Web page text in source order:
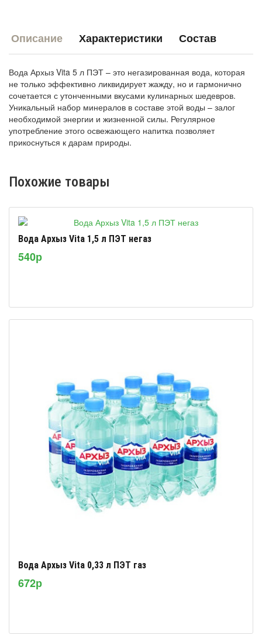
Описание Характеристики Состав
Вода Архыз Vita 5 л ПЭТ – это негазированная вода, которая
не только эффективно ликвидирует жажду, но и гармонично
сочетается с утонченными вкусами кулинарных шедевров.
Уникальный набор минералов в составе этой воды – залог
необходимой энергии и жизненной силы. Регулярное
употребление этого освежающего напитка позволяет
прикоснуться к дарам природы.
Похожие товары
Вода Архыз Vita 1,5 л ПЭТ негаз
540р
Вода Архыз Vita 0,33 л ПЭТ газ
672р